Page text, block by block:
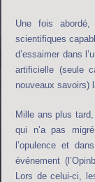
Une fois abordé,
scientifiques
d’essaimer dans
artificielle (seule
nouveaux savoirs)
Mille ans plus
qui n’a pas
l’opulence et
événement
Lors de celui-ci,